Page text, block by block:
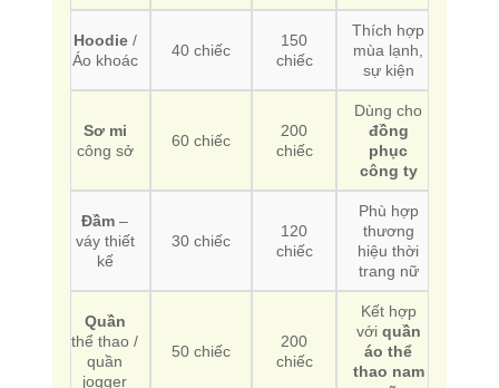
Hoodie/
Áo khoác
40 chiếc
150
chiếc
Thích hợp
mùa lạnh,
sự kiện
Sơ mi
công sở
60 chiếc
200
chiếc
Dùng cho
đồng
phục
công ty
Đầm –
váy thiết
kế
30 chiếc
120
chiếc
Phù hợp
thương
hiệu thời
trang nữ
Quần
thể thao /
quần
jogger
50 chiếc
200
chiếc
Kết hợp
với quần
áo thể
thao nam